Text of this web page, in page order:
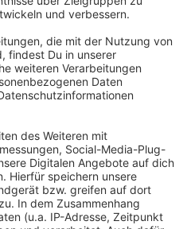
teure Ersatz-Oper
auch Motiv im
sich auf Opern-